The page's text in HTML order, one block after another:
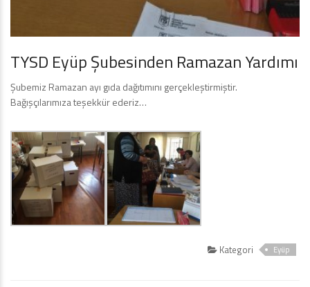
TYSD Eyüp Şubesinden Ramazan Yardımı
Şubemiz Ramazan ayı gıda dağıtımını gerçekleştirmiştir.
Bağışçılarımıza teşekkür ederiz…
Kategori Eyüp